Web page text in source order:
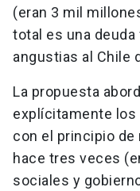
(eran 3 mil
total es una
angustias al Chile
La propuesta
explícitamente
con el principio
hace tres veces
sociales y